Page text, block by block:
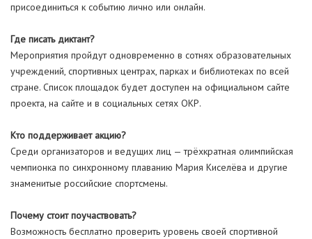
присоединиться к событию лично или онлайн.
Где писать диктант?
Мероприятия пройдут одновременно в сотнях образовательных
учреждений, спортивных центрах, парках и библиотеках по всей
стране. Список площадок будет доступен на официальном сайте
проекта, на сайте и в социальных сетях ОКР.
Кто поддерживает акцию?
Среди организаторов и ведущих лиц — трёхкратная олимпийская
чемпионка по синхронному плаванию Мария Киселёва и другие
знаменитые российские спортсмены.
Почему стоит поучаствовать?
Возможность бесплатно проверить уровень своей спортивной